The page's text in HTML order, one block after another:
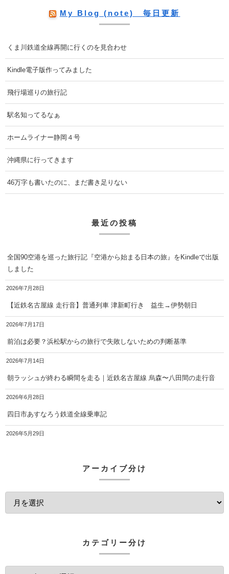
My Blog (note) 毎日更新
くま川鉄道全線再開に行くのを見合わせ
Kindle電子版作ってみました
飛行場巡りの旅行記
駅名知ってるなぁ
ホームライナー静岡４号
沖縄県に行ってきます
46万字も書いたのに、まだ書き足りない
最近の投稿
全国90空港を巡った旅行記『空港から始まる日本の旅』をKindleで出版
しました
2026年7月28日
【近鉄名古屋線 走行音】普通列車 津新町行き 益生→伊勢朝日
2026年7月17日
前泊は必要？浜松駅からの旅行で失敗しないための判断基準
2026年7月14日
朝ラッシュが終わる瞬間を走る｜近鉄名古屋線 烏森〜八田間の走行音
2026年6月28日
四日市あすなろう鉄道全線乗車記
2026年5月29日
アーカイブ分け
カテゴリー分け